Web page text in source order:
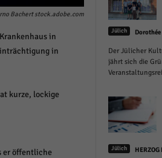
Bachert stock.adobe.com
in
in
kurze, lockige
er öffentliche
Jülich Dorothée
Der Jülicher
jährt sich die
Jülich
und sind für die einwandfreie
Informationen helfen uns zu verstehen,